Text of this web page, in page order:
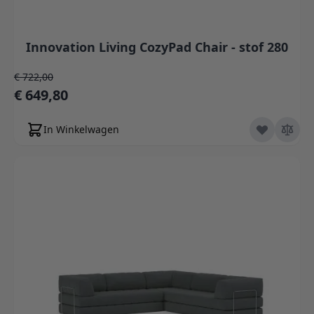
Innovation Living CozyPad Chair - stof 280
Speciale prijs
€ 649,80
Normale prijs
€ 722,00
In Winkelwagen